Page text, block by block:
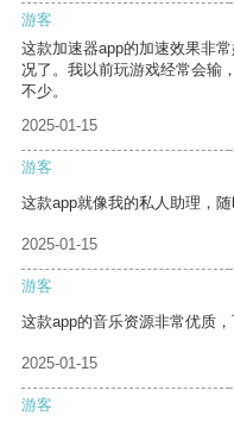
游客
这款加速器app的加速效果非
况了。我以前玩游戏经常会输
不少。
2025-01-15
游客
这款app就像我的私人助理，
2025-01-15
游客
这款app的音乐资源非常优质
2025-01-15
游客